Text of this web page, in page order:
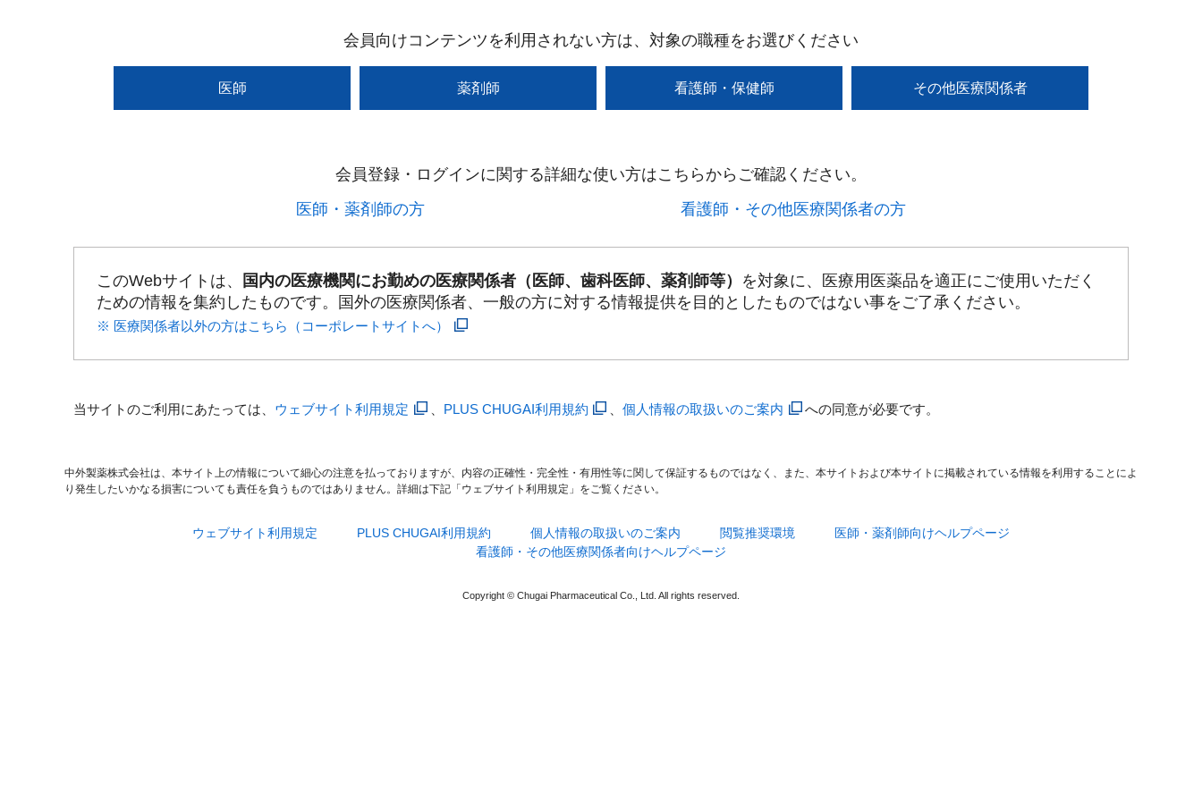
会員向けコンテンツを利用されない方は、対象の職種をお選びください
医師 薬剤師 看護師・保健師 その他医療関係者
会員登録・ログインに関する詳細な使い方はこちらからご確認ください。​
医師・薬剤師の方​
看護師・その他医療関係者の方​
このWebサイトは、 国内の医療機関にお勤めの医療関係者（医師、歯科医師、薬剤師等） を対象に、医療用医薬品を適正にご使用いただく
ための情報を集約したものです。国外の医療関係者、一般の方に対する情報提供を目的としたものではない事をご了承ください。
※ 医療関係者以外の方はこちら（コーポレートサイトへ）
当サイトのご利用にあたっては、 ウェブサイト利用規定 PLUS CHUGAI利用規約 、個人情報の取扱いのご案内 への同意が必要です。
中外製薬株式会社は、本サイト上の情報について細心の注意を払っておりますが、内容の正確性・完全性・有用性等に関して保証するものではなく、また、本サイトおよび本サイトに掲載されている情報を利用することによ
り発生したいかなる損害についても責任を負うものではありません。詳細は下記「ウェブサイト利用規定」をご覧ください。
ウェブサイト利用規定 PLUS CHUGAI利用規約 個人情報の取扱いのご案内 閲覧推奨環境
医師・薬剤師向けヘルプページ
看護師・その他医療関係者向けヘルプページ
Copyright © Chugai Pharmaceutical Co., Ltd. All rights reserved.